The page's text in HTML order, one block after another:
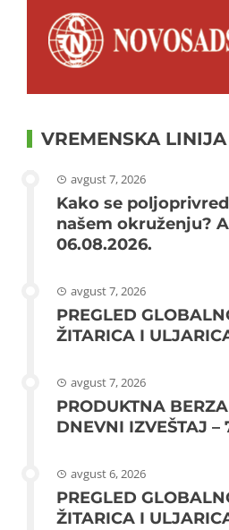
VREMENSKA LINIJA
avgust 7, 2026
Kako se
našem okruženju?
06.08.2026.
avgust 7, 2026
PREGLED
ŽITARICA I
avgust 7, 2026
PRODUKTNA
DNEVNI IZVEŠTAJ –
avgust 6, 2026
PREGLED
ŽITARICA I